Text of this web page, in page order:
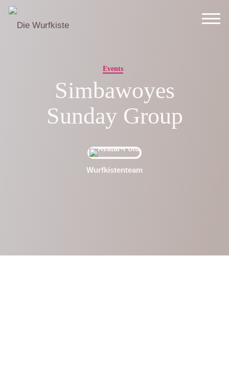
Events
Simbawoyes
Sunday Group
Wurfkistenteam